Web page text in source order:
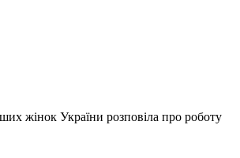
жінок України розповіла про роботу